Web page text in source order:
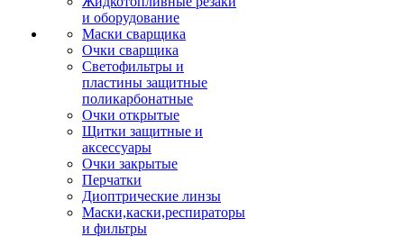
и оборудование
Маски сварщика
Очки сварщика
Светофильтры и
пластины защитные
поликарбонатные
Очки открытые
Щитки защитные и
аксессуары
Очки закрытые
Перчатки
Диоптрические линзы
Маски,каски,респираторы
и фильтры